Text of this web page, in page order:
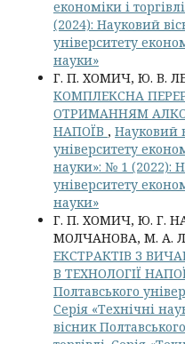
економіки і
(2024): Науковий
університету
науки»
Г. П. ХОМИЧ, Ю. В.
КОМПЛЕКСНА
ОТРИМАННЯМ
НАПОЇВ , Науковий
університету
науки»: № 1 (2022):
університету
науки»
Г. П. ХОМИЧ, Ю. Г.
МОЛЧАНОВА, М. А.
ЕКСТРАКТІВ З
В ТЕХНОЛОГІЇ
Полтавського
Серія «Технічні
вісник